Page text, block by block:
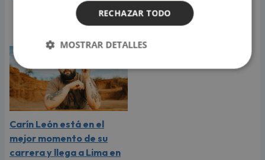
compartió revelador
Carín León está en el
mejor momento de su
carrera y llega a Lima en
RECHAZAR TODO
MOSTRAR DETALLES